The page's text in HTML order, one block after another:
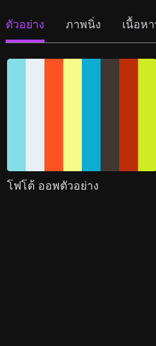
ตัวอย่าง ภาพนิ่ง เนื้อห
โฟโต้ ออพตัวอย่าง